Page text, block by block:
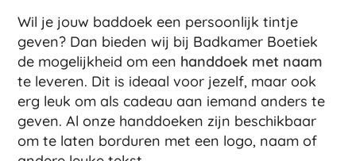
Wil je jouw baddoek een persoonlijk tintje
geven? Dan bieden wij bij Badkamer Boetiek
de mogelijkheid om een handdoek met naam
te leveren. Dit is ideaal voor jezelf, maar ook
erg leuk om als cadeau aan iemand anders te
geven. Al onze handdoeken zijn beschikbaar
om te laten borduren met een logo, naam of